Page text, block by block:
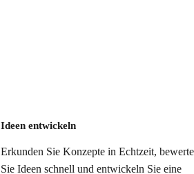
Ideen entwickeln
Erkunden Sie Konzepte in Echtzeit,
Sie Ideen schnell und entwickeln Sie eine